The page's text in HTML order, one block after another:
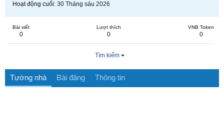
Hoạt động cuối 30 Tháng sáu 2026
Bài viết
0
Lượt thích
0
VNB Token
0
Tìm kiếm
Tường nhà Bài đăng Thông tin